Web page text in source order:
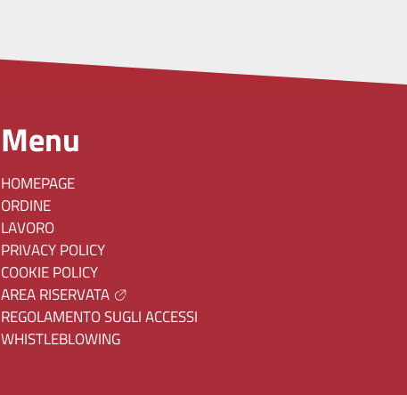
Menu
HOMEPAGE
ORDINE
LAVORO
PRIVACY POLICY
COOKIE POLICY
AREA RISERVATA
REGOLAMENTO SUGLI ACCESSI
WHISTLEBLOWING